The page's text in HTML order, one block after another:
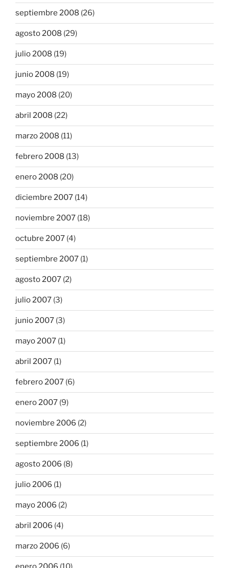
septiembre 2008 (26)
agosto 2008 (29)
julio 2008 (19)
junio 2008 (19)
mayo 2008 (20)
abril 2008 (22)
marzo 2008 (11)
febrero 2008 (13)
enero 2008 (20)
diciembre 2007 (14)
noviembre 2007 (18)
octubre 2007 (4)
septiembre 2007 (1)
agosto 2007 (2)
julio 2007 (3)
junio 2007 (3)
mayo 2007 (1)
abril 2007 (1)
febrero 2007 (6)
enero 2007 (9)
noviembre 2006 (2)
septiembre 2006 (1)
agosto 2006 (8)
julio 2006 (1)
mayo 2006 (2)
abril 2006 (4)
marzo 2006 (6)